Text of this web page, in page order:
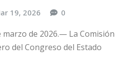
19, 2026 0
marzo de 2026.— La Comisión
del Congreso del Estado